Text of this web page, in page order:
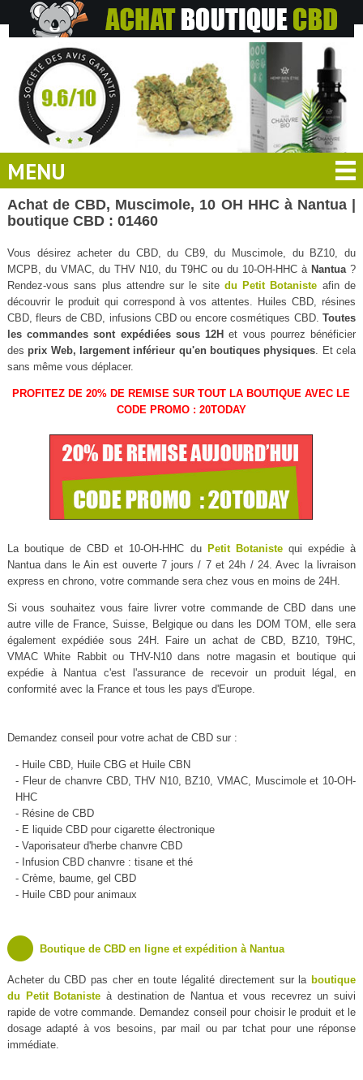
MENU
Achat de CBD, Muscimole, 10 OH HHC à Nantua |
boutique CBD : 01460
Vous désirez acheter du CBD, du CB9, du Muscimole, du BZ10, du
MCPB, du VMAC, du THV N10, du T9HC ou du 10-OH-HHC à Nantua ?
Rendez-vous sans plus attendre sur le site du Petit Botaniste afin de
découvrir le produit qui correspond à vos attentes. Huiles CBD, résines
CBD, fleurs de CBD, infusions CBD ou encore cosmétiques CBD.Toutes
les commandes sont expédiées sous 12H et vous pourrez bénéficier
des prix Web, largement inférieur qu'en boutiques physiques . Et cela
sans même vous déplacer.
PROFITEZ DE 20% DE REMISE SUR TOUT LA BOUTIQUE AVEC LE
CODE PROMO : 20TODAY
La boutique de CBD et 10-OH-HHC du Petit Botanistequi expédie à
Nantua dans le Ain est ouverte 7 jours / 7 et 24h / 24. Avec la livraison
express en chrono, votre commande sera chez vous en moins de 24H.
Si vous souhaitez vous faire livrer votre commande de CBD dans une
autre ville de France, Suisse, Belgique ou dans les DOM TOM, elle sera
également expédiée sous 24H. Faire un achat de CBD, BZ10, T9HC,
VMAC White Rabbit ou THV-N10 dans notre magasin et boutique qui
expédie à Nantua c'est l'assurance de recevoir un produit légal, en
conformité avec la France et tous les pays d'Europe.
Demandez conseil pour votre achat de CBD sur :
- Huile CBD, Huile CBG et Huile CBN
- Fleur de chanvre CBD, THV N10, BZ10, VMAC, Muscimole et 10-OH-
HHC
- Résine de CBD
- E liquide CBD pour cigarette électronique
- Vaporisateur d'herbe chanvre CBD
- Infusion CBD chanvre : tisane et thé
- Crème, baume, gel CBD
- Huile CBD pour animaux
Boutique de CBD en ligne et expédition à Nantua
Acheter du CBD pas cher en toute légalité directement sur la boutique
du Petit Botaniste à destination de Nantua et vous recevrez un suivi
rapide de votre commande. Demandez conseil pour choisir le produit et le
dosage adapté à vos besoins, par mail ou par tchat pour une réponse
immédiate.